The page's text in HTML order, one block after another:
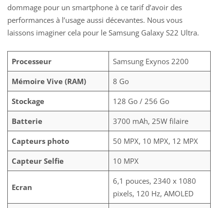
dommage pour un smartphone à ce tarif d’avoir des
performances à l’usage aussi décevantes. Nous vous
laissons imaginer cela pour le Samsung Galaxy S22 Ultra.
Processeur Samsung Exynos 2200
Mémoire Vive (RAM) 8 Go
Stockage 128 Go / 256 Go
Batterie 3700 mAh, 25W filaire
Capteurs photo 50 MPX, 10 MPX, 12 MPX
Capteur Selfie 10 MPX
Ecran
6,1 pouces, 2340 x 1080
pixels, 120 Hz, AMOLED